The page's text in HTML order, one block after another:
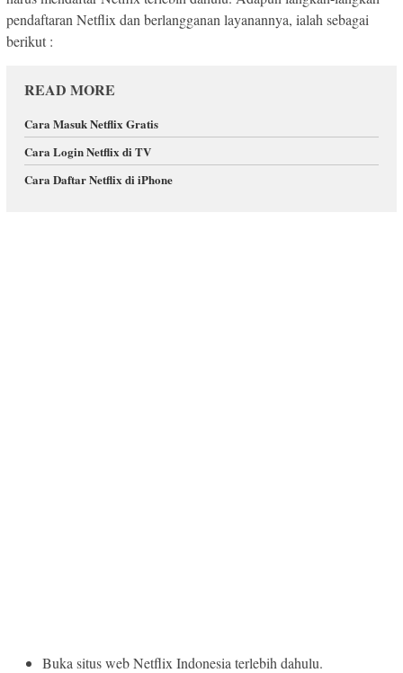
pendaftaran Netflix dan berlangganan layanannya, ialah sebagai
berikut :
READ MORE
Cara Masuk Netflix Gratis
Cara Login Netflix di TV
Cara Daftar Netflix di iPhone
Buka situs web Netflix Indonesia terlebih dahulu.